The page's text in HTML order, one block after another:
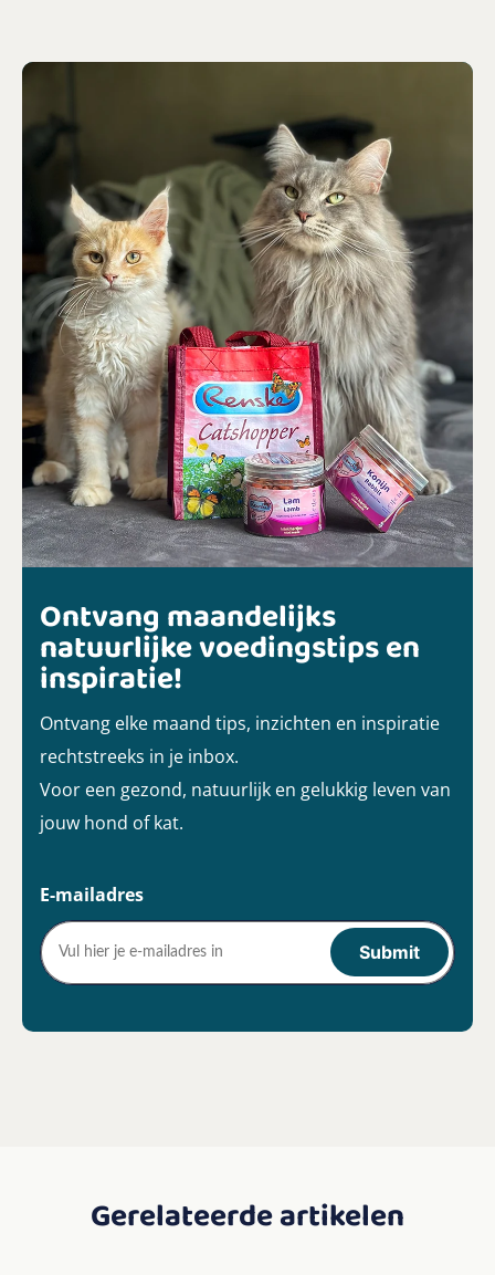
Ontvang maandelijks
natuurlijke voedingstips en
inspiratie!
Ontvang elke maand tips, inzichten en inspiratie
rechtstreeks in je inbox.
Voor een gezond, natuurlijk en gelukkig leven van
jouw hond of kat.
E-mailadres
Gerelateerde artikelen